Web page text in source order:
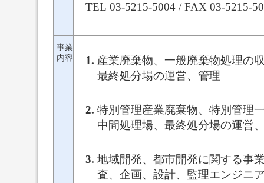
TEL 03-5215-5004 / FAX 03-5215-
事業
内容
産業廃棄物、一般廃棄物処理の
最終処分場の運営、管理
特別管理産業廃棄物、特別管理
中間処理場、最終処分場の運営
地域開発、都市開発に関する事
査、企画、設計、監理エンジニ